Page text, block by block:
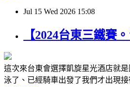
Jul 15 Wed 2026 15:08
【2024台東三鐵賽
這次來台東會選擇凱旋星光酒店就
泳了、已經騎車出發了我們才出現